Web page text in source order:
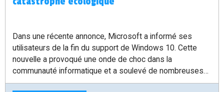
Dans une récente annonce, Microsoft a informé ses
utilisateurs de la fin du support de Windows 10. Cette
nouvelle a provoqué une onde de choc dans la
communauté informatique et a soulevé de nombreuses
inquiétudes quant à l'impact écologique de cette décision.